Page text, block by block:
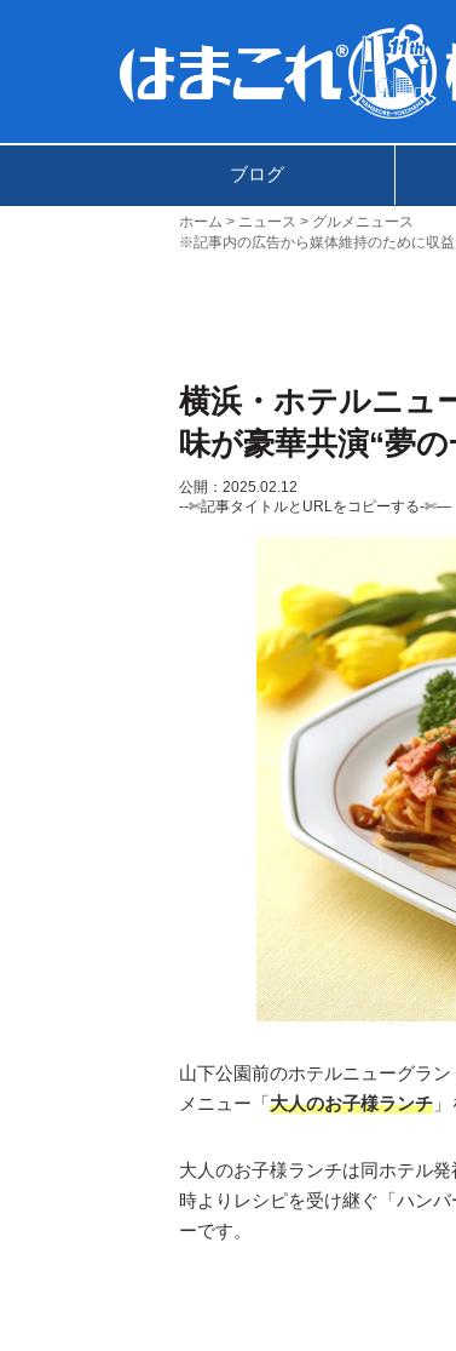
ブログ
ホーム ニュース
グルメニュース
※記事内の広告から媒体維持のために収
横浜・ホテルニュ
味が豪華共演“夢の
公開：2025.02.12
--✄記事タイトルとURLをコピーする-✄—
山下公園前のホテルニューグラ
メニュー「大人のお子様ランチ
大人のお子様ランチは同ホテル
時よりレシピを受け継ぐ「ハン
ーです。